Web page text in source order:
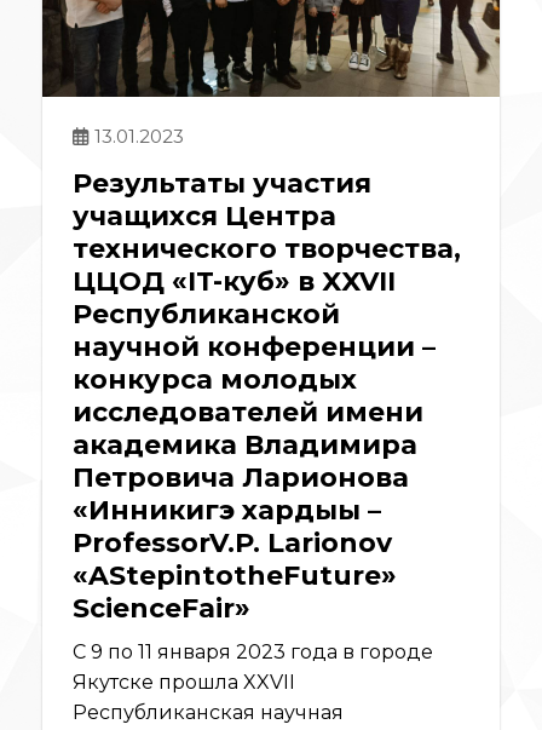
13.01.2023
Результаты участия
учащихся Центра
технического творчества,
ЦЦОД «IT-куб» в XXVII
Республиканской
научной конференции –
конкурса молодых
исследователей имени
академика Владимира
Петровича Ларионова
«Инникигэ хардыы –
ProfessorV.P. Larionov
«AStepintotheFuture»
ScienceFair»
С 9 по 11 января 2023 года в городе
Якутске прошла XXVII
Республиканская научная